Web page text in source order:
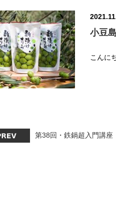
小豆
こんに
第38回・鉄鍋超入門講